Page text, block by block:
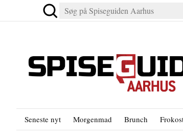
Seneste nyt Morgenmad Brunch